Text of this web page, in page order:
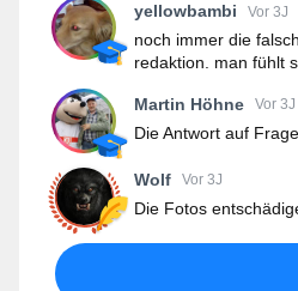
yellowbambi Vor 3J
noch immer die
redaktion. man fühlt
Martin Höhne Vor 3J
Die Antwort auf
Wolf Vor 3J
Die Fotos